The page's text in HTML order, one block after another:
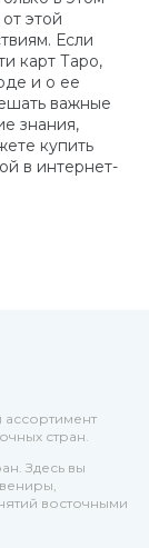
этой
Если
карт Таро,
и о ее
важные
знания,
купить
в интернет-
стран.
Здесь вы
восточными